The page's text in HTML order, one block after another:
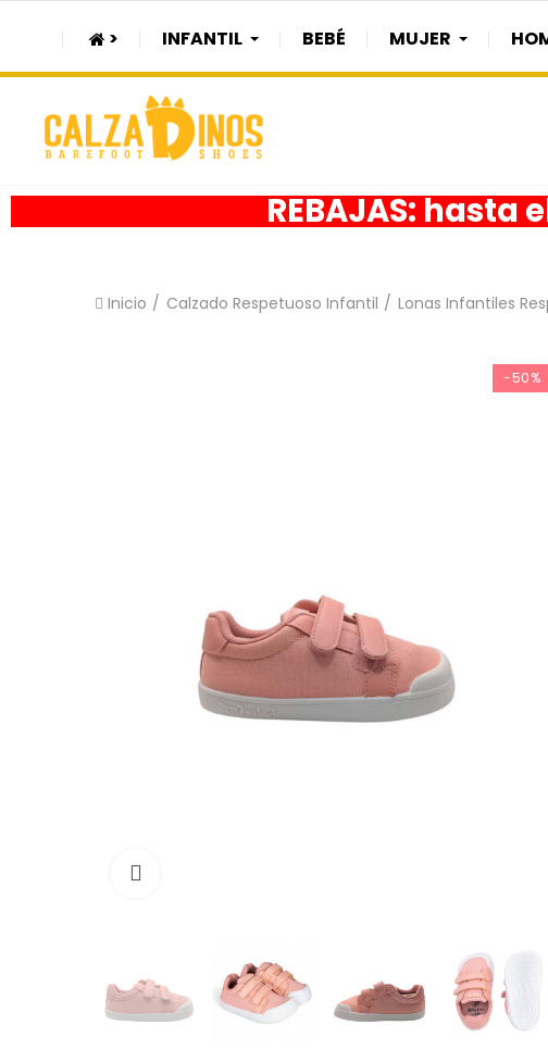
> INFANTIL BEBÉ MUJER
REBAJAS: hasta
Inicio Calzado Respetuoso Infantil Lonas Infantiles
-50%